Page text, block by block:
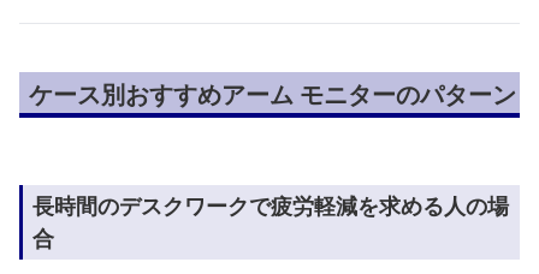
ケース別おすすめアーム モニターのパターン
長時間のデスクワークで疲労軽減を求める人の場
合